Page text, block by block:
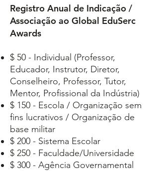
Registro Anual de Indicação /
Associação ao Global EduSerc
Awards
$ 50 - Individual (Professor,
Educador, Instrutor, Diretor,
Conselheiro, Professor, Tutor,
Mentor, Profissional da Indústria)
$ 150 - Escola / Organização sem
fins lucrativos / Organização de
base militar
$ 200 - Sistema Escolar
$ 250 - Faculdade/Universidade
$ 300 - Agência Governamental